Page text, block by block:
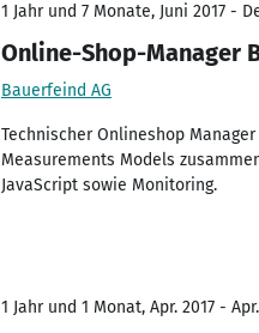
1 Jahr und 7 Monate, Juni 2017 -
Online-Shop-Manager
Bauerfeind AG
Technischer Onlineshop
Measurements Models
JavaScript sowie Monitoring.
1 Jahr und 1 Monat, Apr. 2017 -